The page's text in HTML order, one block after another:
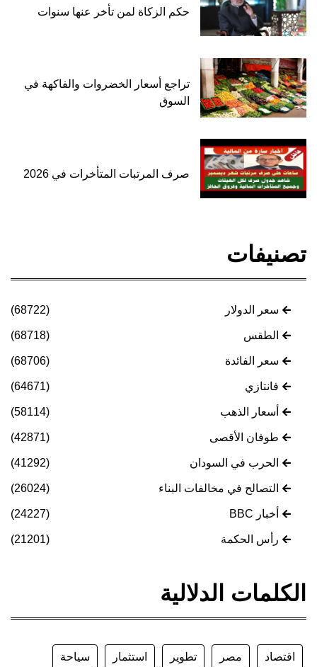
حكم الزكاة لمن تأخر عنها سنوات
تراجع أسعار الخضروات والفاكهة في
السوق
صرف المرتبات المتأخرات في 2026
تصنيفات
سعر الدولار (68722)
الطقس (68718)
سعر الفائدة (68706)
فانتازي (64671)
أسعار الذهب (58114)
طوفان الأقصى (42871)
الحرب في السودان (41292)
التصالح في مخالفات البناء (26024)
أخبار BBC (24227)
رأس الحكمة (21201)
الكلمات الدلالية
اقتصاد مصر تطوير استثمار سياحة